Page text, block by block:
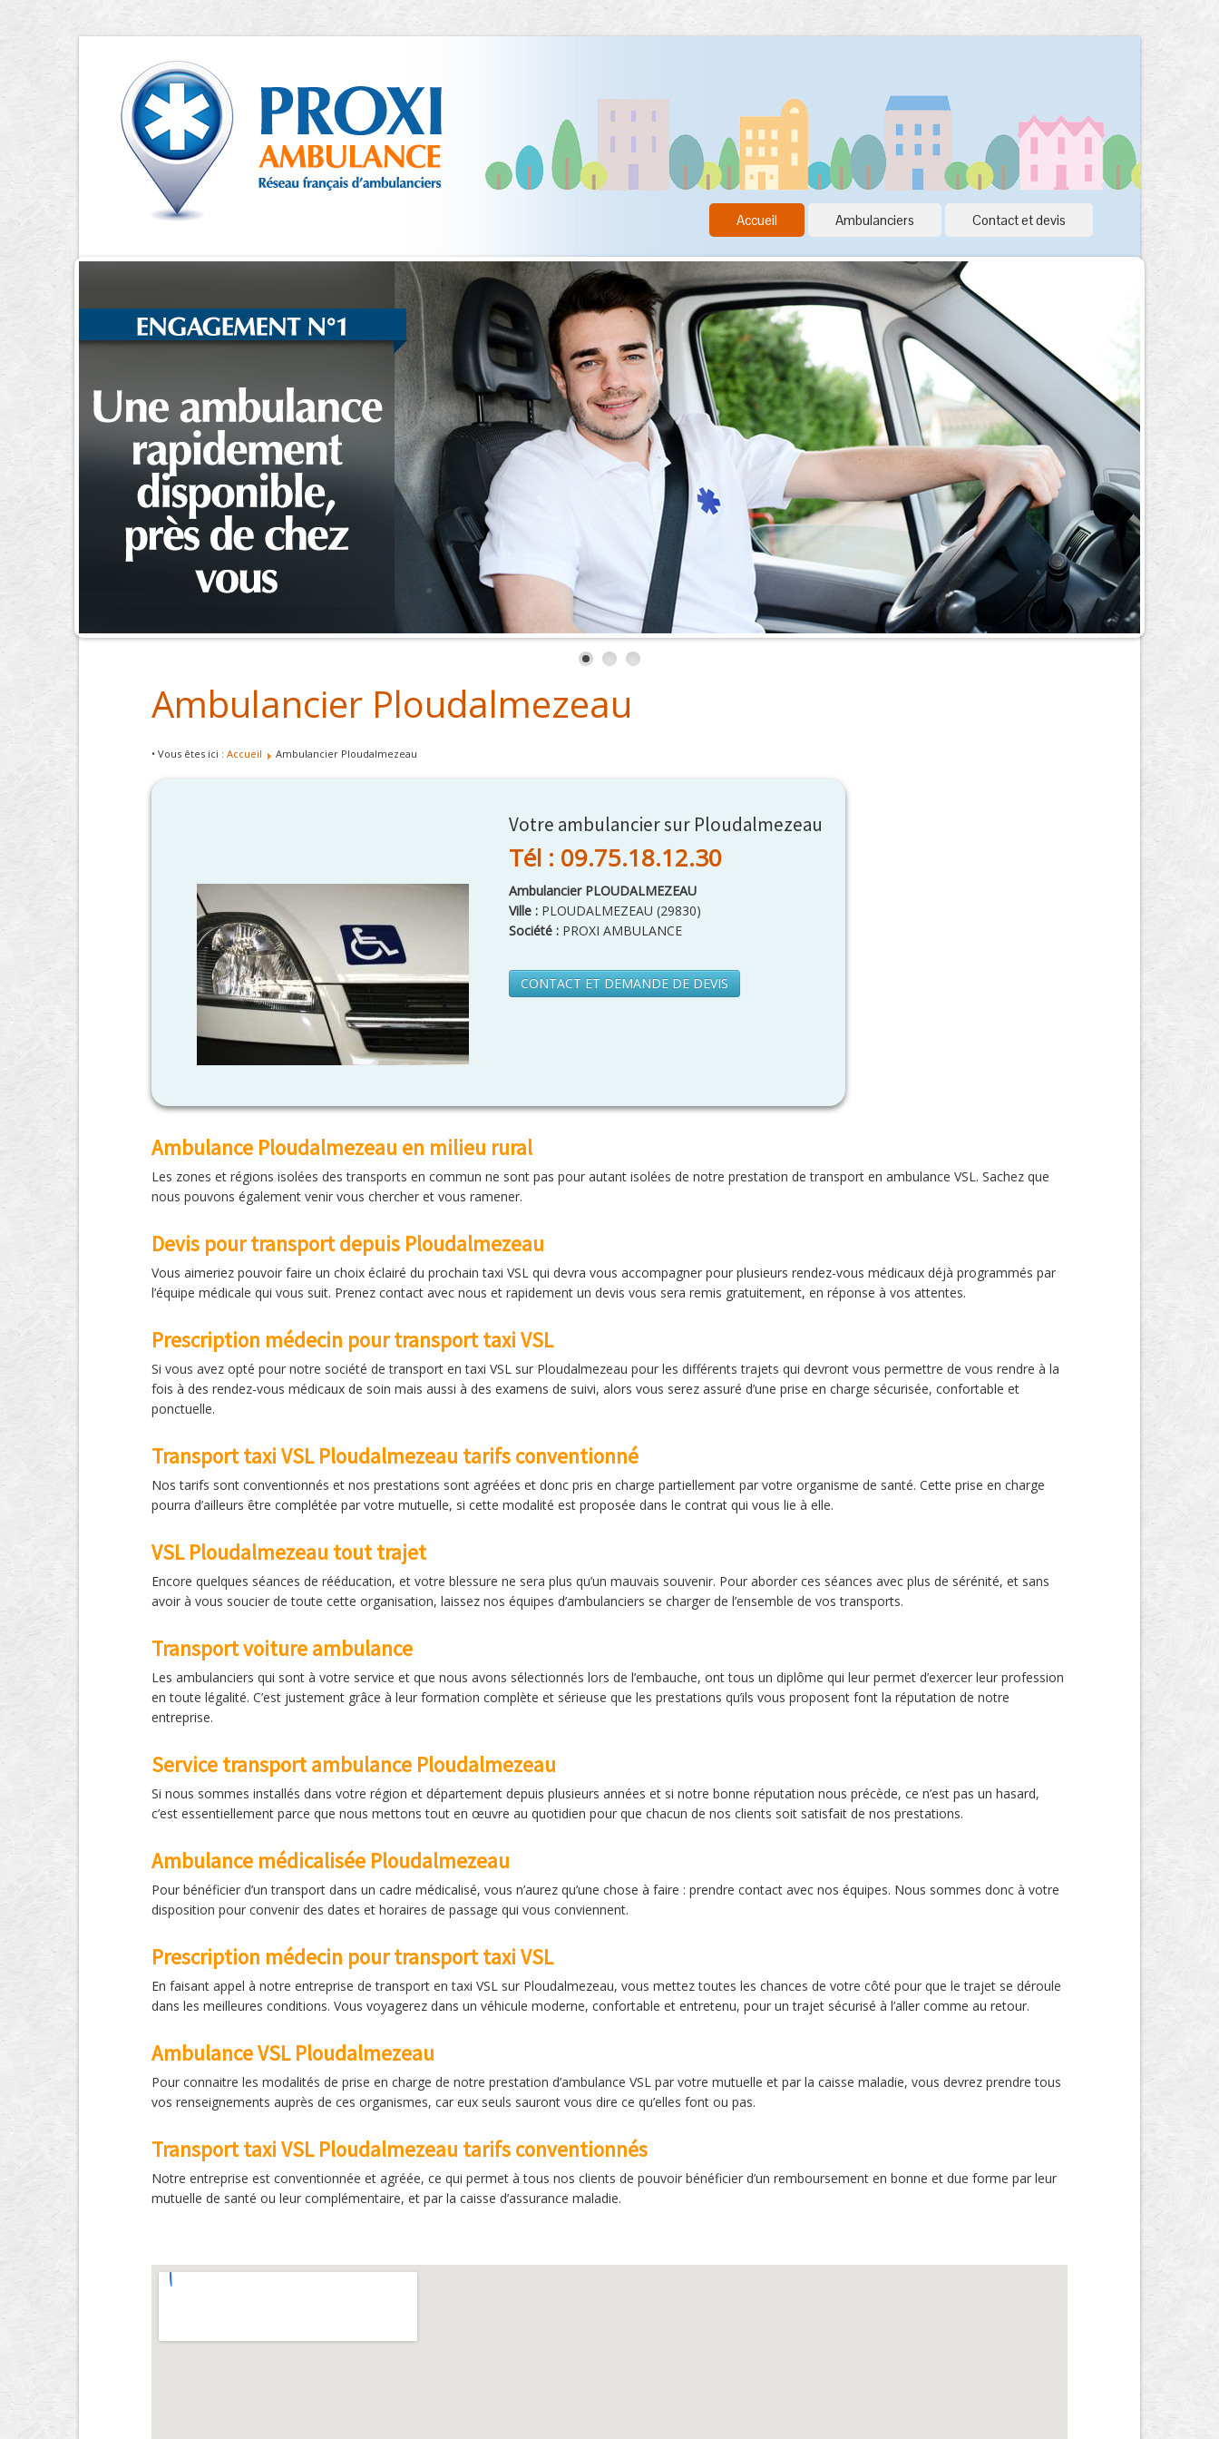
Accueil Ambulanciers Contact et devis
Ambulancier Ploudalmezeau
• Vous êtes ici : Accueil Ambulancier Ploudalmezeau
Votre ambulancier sur Ploudalmezeau
Tél : 09.75.18.12.30
Ambulancier PLOUDALMEZEAU
Ville : PLOUDALMEZEAU (29830)
Société : PROXI AMBULANCE
CONTACT ET DEMANDE DE DEVIS
Ambulance Ploudalmezeau en milieu rural
Les zones et régions isolées des transports en commun ne sont pas pour autant isolées de notre prestation de transport en ambulance VSL. Sachez que
nous pouvons également venir vous chercher et vous ramener.
Devis pour transport depuis Ploudalmezeau
Vous aimeriez pouvoir faire un choix éclairé du prochain taxi VSL qui devra vous accompagner pour plusieurs rendez-vous médicaux déjà programmés par
l’équipe médicale qui vous suit. Prenez contact avec nous et rapidement un devis vous sera remis gratuitement, en réponse à vos attentes.
Prescription médecin pour transport taxi VSL
Si vous avez opté pour notre société de transport en taxi VSL sur Ploudalmezeau pour les différents trajets qui devront vous permettre de vous rendre à la
fois à des rendez-vous médicaux de soin mais aussi à des examens de suivi, alors vous serez assuré d’une prise en charge sécurisée, confortable et
ponctuelle.
Transport taxi VSL Ploudalmezeau tarifs conventionné
Nos tarifs sont conventionnés et nos prestations sont agréées et donc pris en charge partiellement par votre organisme de santé. Cette prise en charge
pourra d’ailleurs être complétée par votre mutuelle, si cette modalité est proposée dans le contrat qui vous lie à elle.
VSL Ploudalmezeau tout trajet
Encore quelques séances de rééducation, et votre blessure ne sera plus qu’un mauvais souvenir. Pour aborder ces séances avec plus de sérénité, et sans
avoir à vous soucier de toute cette organisation, laissez nos équipes d’ambulanciers se charger de l’ensemble de vos transports.
Transport voiture ambulance
Les ambulanciers qui sont à votre service et que nous avons sélectionnés lors de l’embauche, ont tous un diplôme qui leur permet d’exercer leur profession
en toute légalité. C’est justement grâce à leur formation complète et sérieuse que les prestations qu’ils vous proposent font la réputation de notre
entreprise.
Service transport ambulance Ploudalmezeau
Si nous sommes installés dans votre région et département depuis plusieurs années et si notre bonne réputation nous précède, ce n’est pas un hasard,
c’est essentiellement parce que nous mettons tout en œuvre au quotidien pour que chacun de nos clients soit satisfait de nos prestations.
Ambulance médicalisée Ploudalmezeau
Pour bénéficier d’un transport dans un cadre médicalisé, vous n’aurez qu’une chose à faire : prendre contact avec nos équipes. Nous sommes donc à votre
disposition pour convenir des dates et horaires de passage qui vous conviennent.
Prescription médecin pour transport taxi VSL
En faisant appel à notre entreprise de transport en taxi VSL sur Ploudalmezeau, vous mettez toutes les chances de votre côté pour que le trajet se déroule
dans les meilleures conditions. Vous voyagerez dans un véhicule moderne, confortable et entretenu, pour un trajet sécurisé à l’aller comme au retour.
Ambulance VSL Ploudalmezeau
Pour connaitre les modalités de prise en charge de notre prestation d’ambulance VSL par votre mutuelle et par la caisse maladie, vous devrez prendre tous
vos renseignements auprès de ces organismes, car eux seuls sauront vous dire ce qu’elles font ou pas.
Transport taxi VSL Ploudalmezeau tarifs conventionnés
Notre entreprise est conventionnée et agréée, ce qui permet à tous nos clients de pouvoir bénéficier d’un remboursement en bonne et due forme par leur
mutuelle de santé ou leur complémentaire, et par la caisse d’assurance maladie.